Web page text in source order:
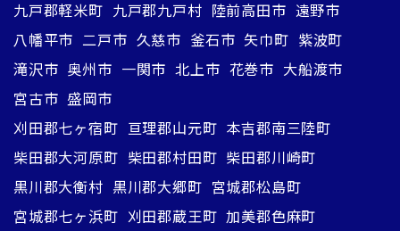
九戸郡軽米町 九戸郡九戸村 陸前高田市 遠野市
八幡平市 二戸市 久慈市 釜石市 矢巾町 紫波町
滝沢市 奥州市 一関市 北上市 花巻市 大船渡市
宮古市 盛岡市
刈田郡七ヶ宿町 亘理郡山元町 本吉郡南三陸町
柴田郡大河原町 柴田郡村田町 柴田郡川崎町
黒川郡大衡村 黒川郡大郷町 宮城郡松島町
宮城郡七ヶ浜町 刈田郡蔵王町 加美郡色麻町